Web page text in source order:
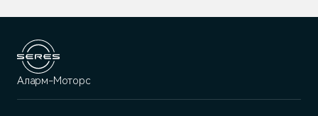
Аларм-Моторс